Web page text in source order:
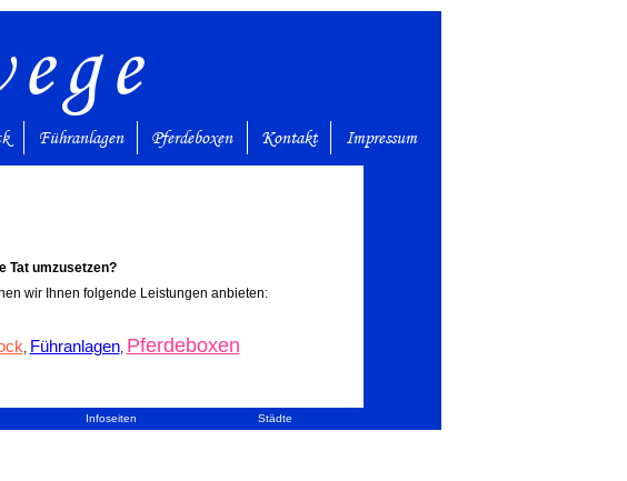
Führanlagen Pferdeboxen Kontakt Impressum
Tat umzusetzen?
wir Ihnen folgende Leistungen anbieten:
Führanlagen, Pferdeboxen
Infoseiten Städte